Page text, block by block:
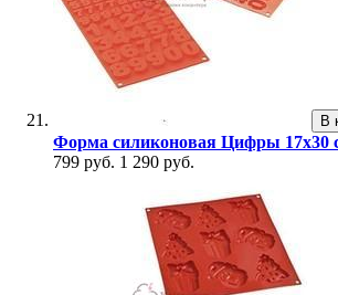
В
Форма силиконовая Цифры 17х30
799 руб. 1 290 руб.